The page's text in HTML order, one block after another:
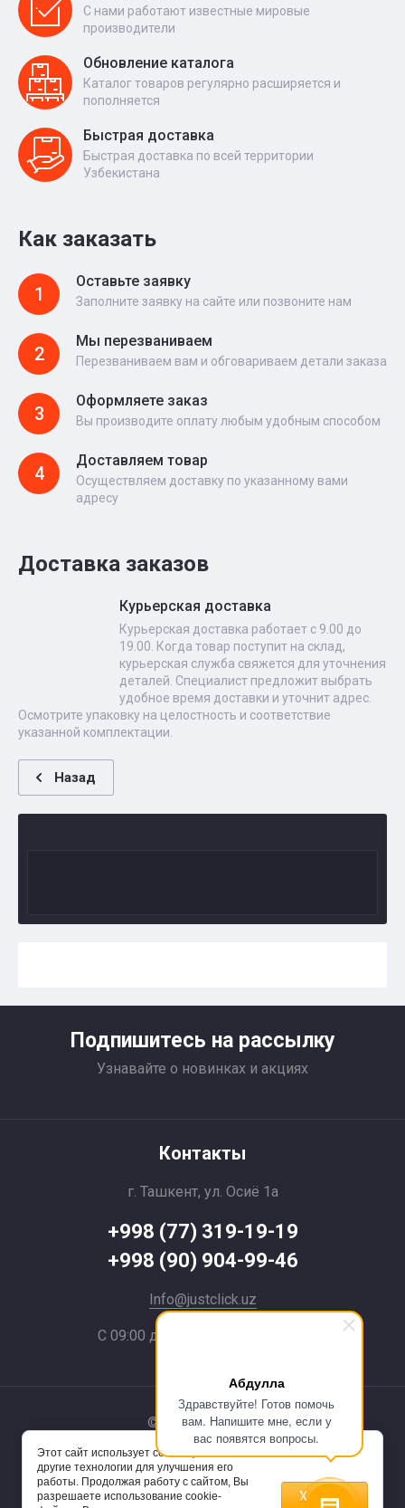
Абдулла
Здравствуйте! Готов помочь
вам. Напишите мне, если у
вас появятся вопросы.
С нами работают известные мировые
производители
Обновление каталога
Каталог товаров регулярно расширяется и
пополняется
Быстрая доставка
Быстрая доставка по всей территории
Узбекистана
Как заказать
1
Оставьте заявку
Заполните заявку на сайте или позвоните нам
2
Мы перезваниваем
Перезваниваем вам и обговариваем детали заказа
3
Оформляете заказ
Вы производите оплату любым удобным способом
4
Доставляем товар
Осуществляем доставку по указанному вами
адресу
Доставка заказов
Курьерская доставка
Курьерская доставка работает с 9.00 до
19.00. Когда товар поступит на склад,
курьерская служба свяжется для уточнения
деталей. Специалист предложит выбрать
удобное время доставки и уточнит адрес.
Осмотрите упаковку на целостность и соответствие
указанной комплектации.
Назад
Подпишитесь на рассылку
Узнавайте о новинках и акциях
Контакты
г. Ташкент, ул. Осиё 1a
+998 (77) 319-19-19
+998 (90) 904-99-46
Info@justclick.uz
С 09:00 до 21:00 без выходных
© 2024 JustClick
Powered by
Этот сайт использует cookie-файлы и
другие технологии для улучшения его
работы. Продолжая работу с сайтом, Вы
разрешаете использование cookie-
Хорошо